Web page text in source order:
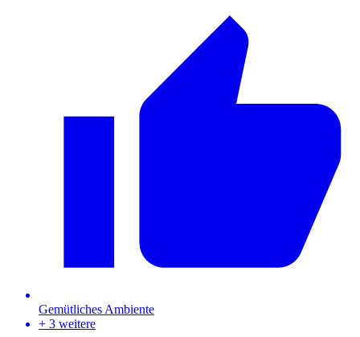
Gemütliches Ambiente
+ 3 weitere